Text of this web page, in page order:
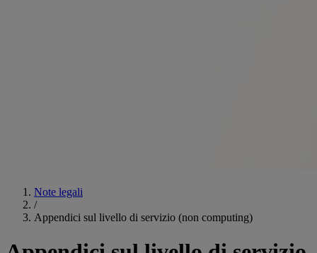
Note legali
/
Appendici sul livello di servizio (non computing)